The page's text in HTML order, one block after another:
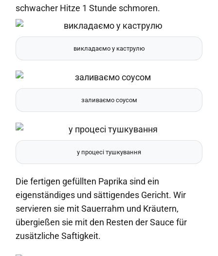
schwacher Hitze 1 Stunde schmoren.
викладаємо у каструлю
заливаємо соусом
у процесі тушкування
Die fertigen gefüllten Paprika sind ein
eigenständiges und sättigendes Gericht. Wir
servieren sie mit Sauerrahm und Kräutern,
übergießen sie mit den Resten der Sauce für
zusätzliche Saftigkeit.